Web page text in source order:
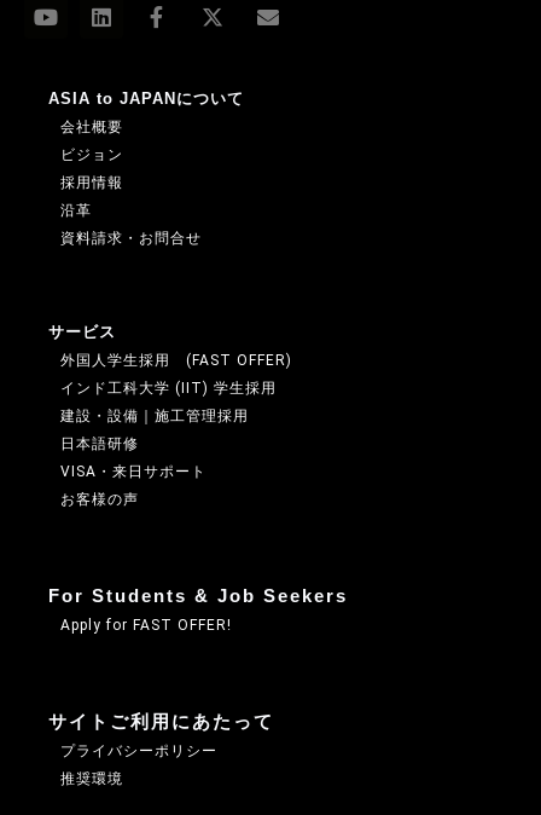
ASIA to JAPANについて
会社概要
ビジョン
採用情報
沿革
資料請求・お問合せ
サービス
外国人学生採用 (FAST OFFER)
インド工科大学 (IIT) 学生採用
建設・設備｜施工管理採用
日本語研修
VISA・来日サポート
お客様の声
For Students & Job Seekers
Apply for FAST OFFER!
サイトご利用にあたって
プライバシーポリシー
推奨環境